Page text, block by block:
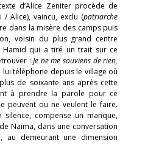
d’Alice Zeniter procède de
/ Alice), vaincu, exclu (patriarche
dans la misère des camps puis
voisin du plus grand centre
Hamid qui a tiré un trait sur ce
:Je ne me souviens de rien,
téléphone depuis le village où
de soixante ans après cette
à prendre la parole pour ce
peuvent ou ne veulent le faire.
compense un manque,
Naïma, dans une conversation
au demeurant une dimension